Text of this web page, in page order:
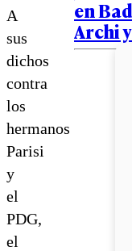
A
sus
dichos
contra
los
hermanos
Parisi
y
el
PDG,
el
en
Archi